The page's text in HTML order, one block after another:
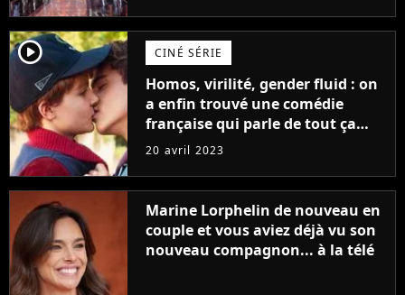
player2 CINÉ SÉRIE
Homos, virilité, gender fluid : on
a enfin trouvé une comédie
française qui parle de tout ça
sans être super ringarde
20 avril 2023
Marine Lorphelin de nouveau en
couple et vous aviez déjà vu son
nouveau compagnon... à la télé